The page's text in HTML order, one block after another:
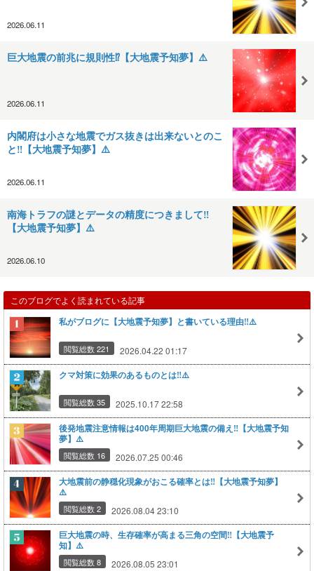
2026.06.11
巨大地震の前兆に規則性⁉️【大地震予知夢】⚠️
2026.06.11
内閣府は小さな地震でガス抜きは出来ないとのこ
と‼️【大地震予知夢】⚠️
2026.06.11
南海トラフの謎とデータの精度につきまして‼️
【大地震予知夢】⚠️
2026.06.10
このブログでよく読まれている記事
私がブログに【大地震予知夢】と書いている理由‼️⚠️
閲覧総数 221 2026.04.22 01:17
クマ対策に効果のあるものとは‼️⚠️
閲覧総数 35 2025.10.17 22:58
後発地震注意情報は400年周期巨大地震の備え‼️【大地震予知
夢】⚠️
閲覧総数 16 2026.07.25 00:46
大地震前の静穏化現象がおこる確率とは‼️【大地震予知夢】
⚠️
閲覧総数 2 2026.08.04 23:10
巨大地震の時、生存確率が高まる三角の空間‼️【大地震予
知】⚠️
閲覧総数 8 2026.08.05 23:01